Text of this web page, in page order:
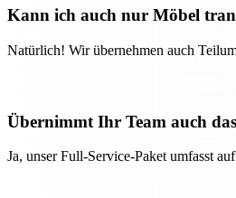
Kann ich auch nur Möbel
Natürlich! Wir übernehmen auch
Übernimmt Ihr Team auch
Ja, unser Full-Service-Paket umfasst